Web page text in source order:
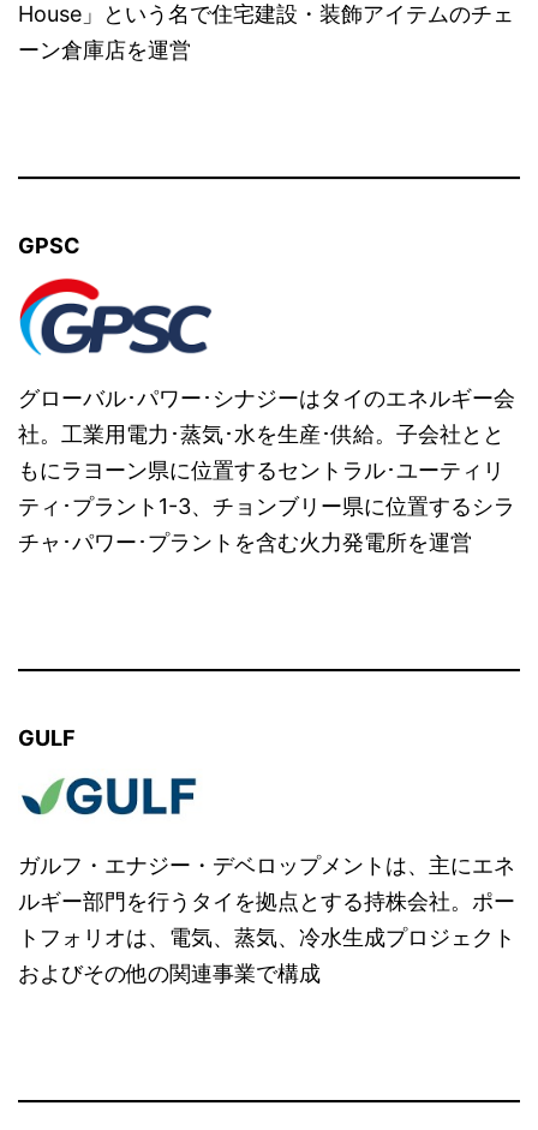
House」という名で住宅建設・装飾アイテムのチェ
ーン倉庫店を運営
GPSC
グローバル･パワー･シナジーはタイのエネルギー会
社。工業用電力･蒸気･水を生産･供給。子会社とと
もにラヨーン県に位置するセントラル･ユーティリ
ティ･プラント1-3、チョンブリー県に位置するシラ
チャ･パワー･プラントを含む火力発電所を運営
GULF
ガルフ・エナジー・デベロップメントは、主にエネ
ルギー部門を行うタイを拠点とする持株会社。ポー
トフォリオは、電気、蒸気、冷水生成プロジェクト
およびその他の関連事業で構成